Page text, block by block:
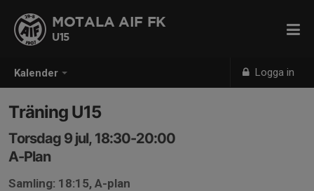
Kalender Logga in
MOTALA AIF FK
U15
Träning U15
Torsdag 9 jul, 18:30-20:00
A-Plan
Samling: 18:15, A-plan